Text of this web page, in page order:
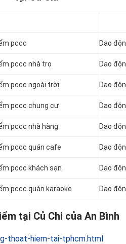
pccc Dao
pccc nhà trọ Dao
pccc ngoài trời Dao
pccc chung cư Dao
pccc nhà hàng Dao
pccc quán cafe Dao
pccc khách sạn Dao
pccc quán karaoke Dao
tại Củ Chi của An Bình
thoat-hiem-tai-tphcm.html